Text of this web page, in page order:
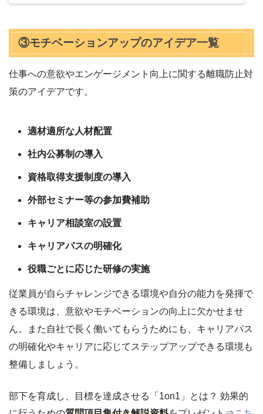
③モチベーションアップのアイデア一覧
仕事への意欲やエンゲージメント向上に関する離職防止対
策のアイデアです。
適材適所な人材配置
社内公募制の導入
資格取得支援制度の導入
外部セミナー等の参加費補助
キャリア相談室の設置
キャリアパスの明確化
役職ごとに応じた研修の実施
従業員が自らチャレンジできる環境や自分の能力を発揮で
きる環境は、意欲やモチベーションの向上に欠かせませ
ん。また自社で長く働いてもらうためにも、キャリアパス
の明確化やキャリアに応じてステップアップできる環境も
整備しましょう。
部下を育成し、目標を達成させる「1on1」とは？ 効果的